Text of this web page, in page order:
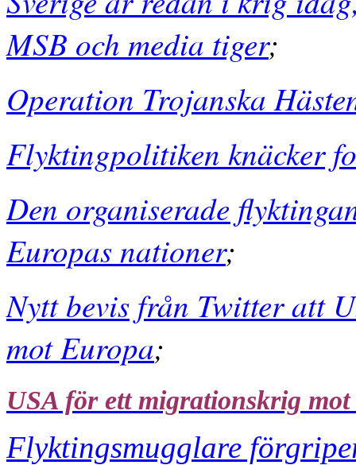
MSB och media tiger;
Operation Trojanska
Flyktingpolitiken knäcker
Den organiserade
Europas nationer;
Nytt bevis från Twitter att
mot Europa;
USA för ett migrationskrig
Flyktingsmugglare